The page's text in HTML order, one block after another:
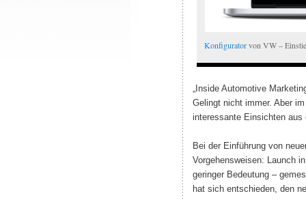
Konfiguratorvon VW –
„Inside Automotive
Gelingt nicht immer. Aber
interessante Einsichten aus
Bei der Einführung von
Vorgehensweisen: Launch
geringer Bedeutung –
hat sich entschieden, den